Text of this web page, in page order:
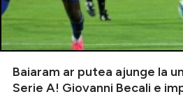
Baiaram ar putea ajunge la
Serie A! Giovanni Becali e